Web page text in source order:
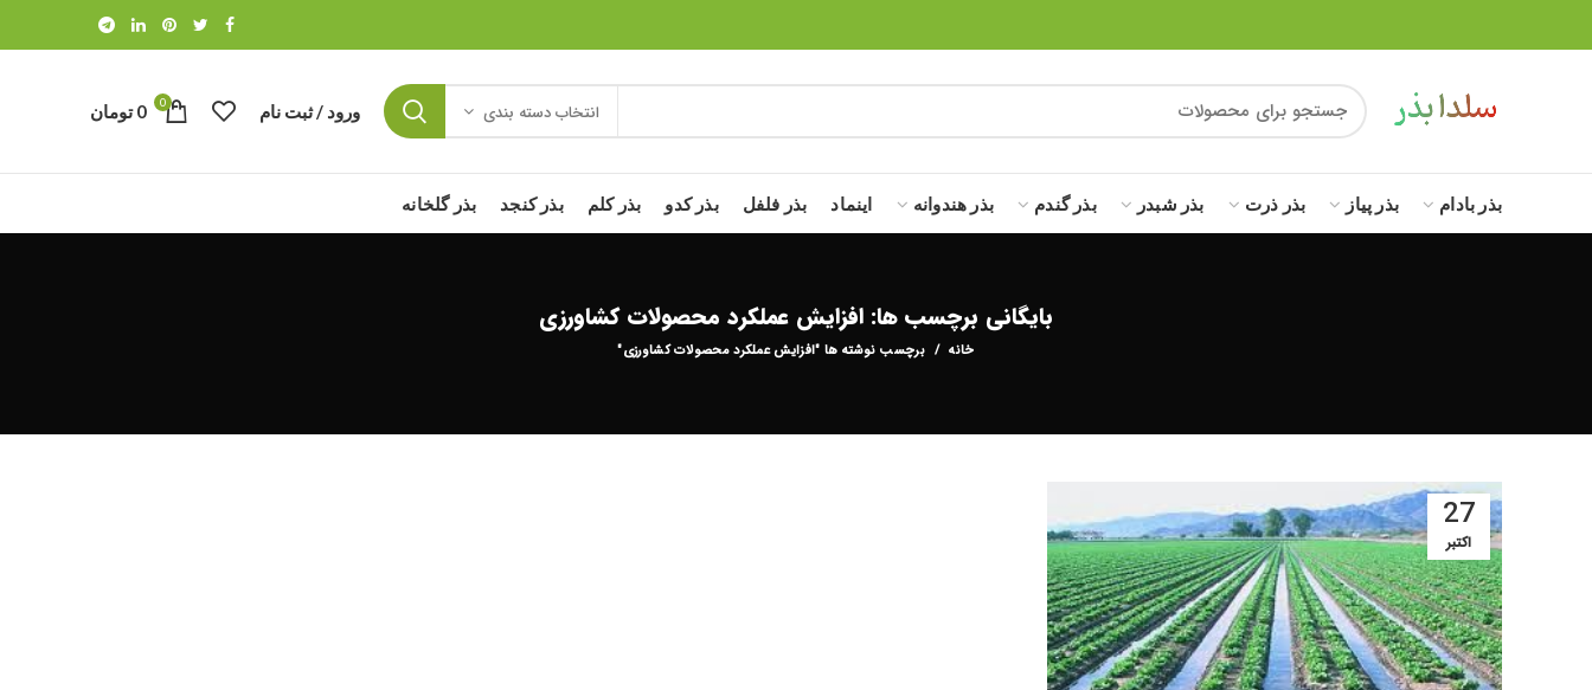
انتخاب دسته بندی ورود / ثبت نام 0
0 تومان
بذر بادام بذر پیاز بذر ذرت بذر شبدر بذر گندم بذر هندوانه اینماد بذر فلفل بذر کدو بذر کلم بذر کنجد بذر گلخانه
بایگانی برچسب ها: افزایش عملکرد محصولات کشاورزی
خانه برچسب نوشته ها "افزایش عملکرد محصولات کشاورزی"
27
اکتبر